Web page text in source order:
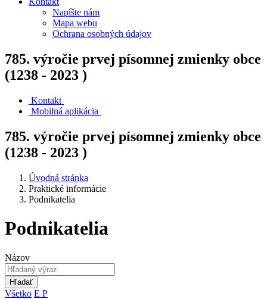
Napíšte nám
Mapa webu
Ochrana osobných údajov
785. výročie prvej písomnej zmienky obce
(1238 - 2023 )
Kontakt
Mobilná aplikácia
785. výročie prvej písomnej zmienky obce
(1238 - 2023 )
Úvodná stránka
Praktické informácie
Podnikatelia
Podnikatelia
Názov
Hľadať
Všetko E P